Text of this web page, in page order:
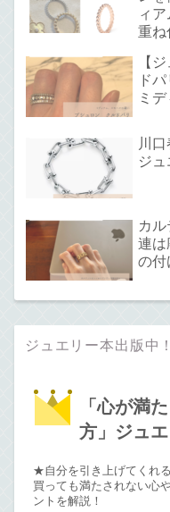
ィ
重ね
【
ド
ミ
川
ジュ
カ
連は
の付
ジュエリー本出版中
「心が満
方」ジュ
★自分を引き上げてくれ
買っても満たされない心
ントを解説！